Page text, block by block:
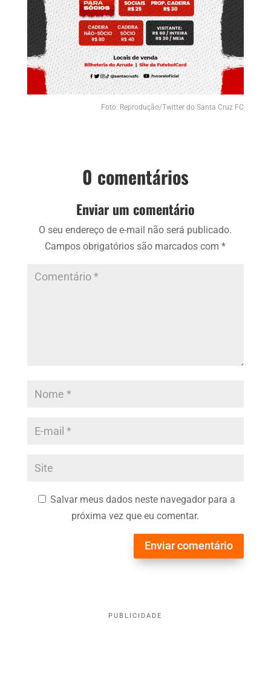
Foto: Reprodução/Twitter do Santa Cruz FC
0 comentários
Enviar um comentário
O seu endereço de e-mail não será publicado.
Campos obrigatórios são marcados com*
Salvar meus dados neste navegador para a
próxima vez que eu comentar.
Enviar comentário
PUBLICIDADE